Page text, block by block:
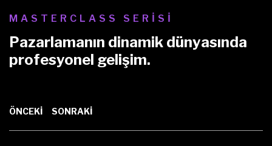
MASTERCLASS SERİSİ
Pazarlamanın dinamik dünyasında
profesyonel gelişim.
ÖNCEKİ SONRAKİ